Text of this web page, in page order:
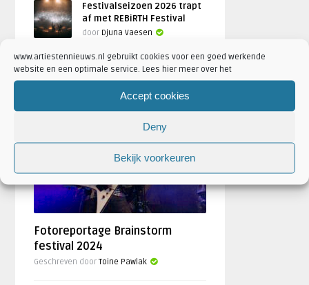
www.artiestennieuws.nl gebruikt cookies voor een goed werkende
website en een optimale service. Lees hier meer over het
Accept cookies
Deny
Bekijk voorkeuren
Festivalseizoen 2026 trapt
af met REBiRTH Festival
door Djuna Vaesen
Fotoreportage Brainstorm
festival 2024
Geschreven doorToine Pawlak